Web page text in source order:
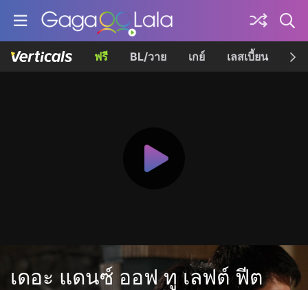
ฟรี BL/วาย เกย์ เลสเบี้ยน เค
เดอะ แดนซ์ ออฟ ทู เลฟต์ ฟีต